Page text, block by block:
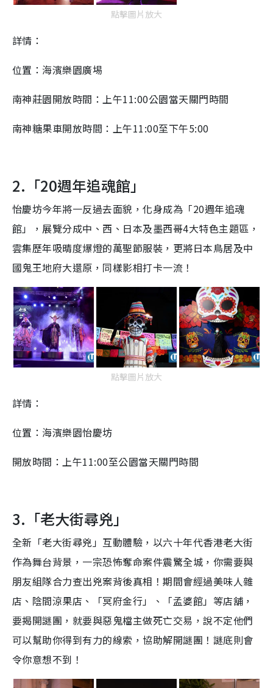
點擊圖片放大
詳情：
位置：海濱樂園廣埸
南神莊園開放時間：上午11:00公園當天關門時間
南神糖果車開放時間：上午11:00至下午5:00
2.「20週年追魂館」
怡慶坊今年將一反過去面貌，化身成為「20週年追魂
館」，展覽分成中、西、日本及墨西哥4大特色主題區，
雲集歷年吸晴度爆燈的萬聖節服裝，更將日本鳥居及中
國鬼王地府大還原，同樣影相打卡一流！
點擊圖片放大
詳情：
位置：海濱樂園怡慶坊
開放時間：上午11:00至公園當天關門時間
3.「老大街尋兇」
全新「老大街尋兇」互動體驗，以六十年代香港老大街
作為舞台背景，一宗恐怖奪命案件震驚全城，你需要與
朋友組隊合力查出兇案背後真相！期間會經過美味人雜
店、陰間涼果店、「冥府金行」、「孟婆館」等店舖，
要揭開謎團，就要與惡鬼檔主做死亡交易，說不定他們
可以幫助你得到有力的線索，協助解開謎團！謎底則會
令你意想不到！